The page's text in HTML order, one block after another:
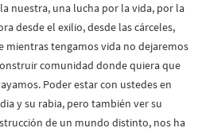
nuestra, una lucha por la vida, por la
desde el exilio, desde las cárceles,
mientras tengamos vida no dejaremos
comunidad donde quiera que
Poder estar con ustedes en
y su rabia, pero también ver su
de un mundo distinto, nos ha